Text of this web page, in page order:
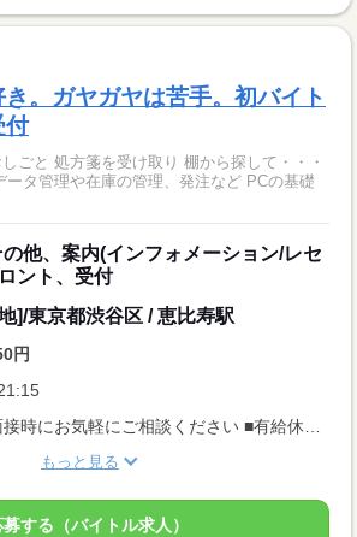
。ガヤガヤは苦手。初バイト
付
ごと 処方箋を受け取り 棚から探して・・・
ータ管理や在庫の管理、発注など PCの基礎
他、案内(インフォメーション/レセ
ント、受付
]/東京都渋谷区 / 恵比寿駅
円
■休日の希望は面接時にお気軽にご相談ください ■有給休暇・産休・育休あり アルバイトの方も、有休はもちろん、産休育休を取得できます（取得実績あり）。 カムバックして活躍中の方もどんどん増えています。
もっと見る
募する（バイトル求人）